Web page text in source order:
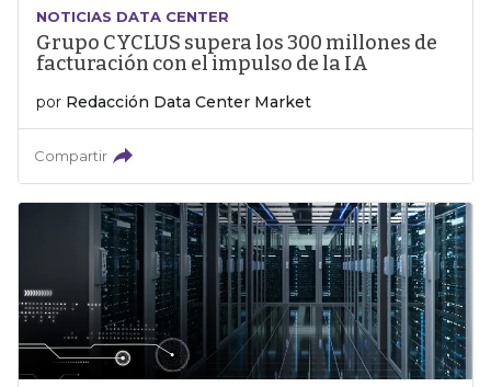
NOTICIAS DATA CENTER
Grupo CYCLUS supera los 300 millones de
facturación con el impulso de la IA
por Redacción Data Center Market
Compartir